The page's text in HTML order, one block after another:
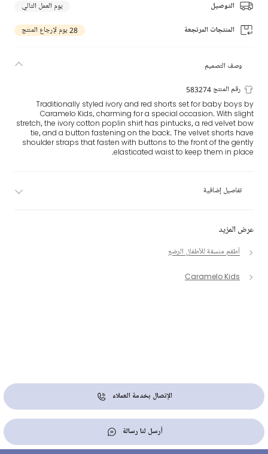
التوصيل يوم العمل التالي
المنتجات المرتجعة 28 يوم لإرجاع المنتج
عرض المزيد
أطقم منسقة للأطفال الرضع
Caramelo Kids
وصف التصميم
رقم المنتج 583274
Traditionally styled ivory and red shorts set for baby boys by
Caramelo Kids, charming for a special occasion. With slight
stretch, the ivory cotton poplin shirt has pintucks, a red velvet bow
tie, and a button fastening on the back. The velvet shorts have
shoulder straps that fasten with buttons to the front of the gently
elasticated waist to keep them in place.
تفاصيل إضافية
الإتصال بخدمة العملاء
أرسل لنا رسالة